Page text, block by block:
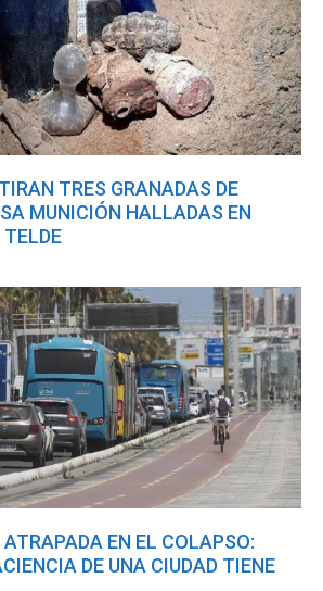
TRES GRANADAS DE
MUNICIÓN HALLADAS EN
TELDE
EN EL COLAPSO:
DE UNA CIUDAD TIENE